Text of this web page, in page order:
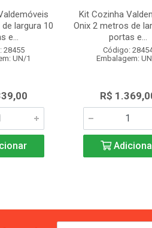
largura 10
e...
28455
UN/1
Kit Cozinha
Onix 2 metros de
portas e...
Código:
Embalagem:
R$